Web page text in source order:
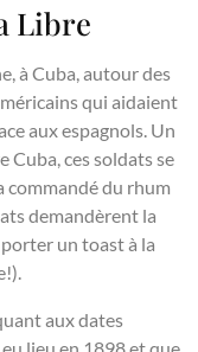
Libre
à Cuba, autour des
qui aidaient
aux espagnols. Un
Cuba, ces soldats se
commandé du rhum
demandèrent la
un toast à la
aux dates